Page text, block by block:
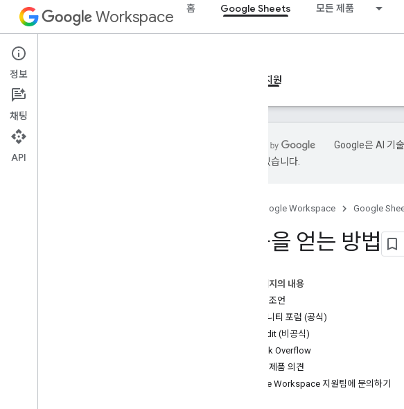
Workspace 홈 Google Sheets 모든 제품
Google Sheets
개요 지원
Google은 AI 기
있을 수 있습니다.
Google Workspace Google
도움을 얻는 방법
이 페이지의 내용
질문과 조언
커뮤니티 포럼 (공식)
Reddit (비공식)
Stack Overflow
개발자 제품 의견
Google Workspace 지원팀에 문의하기
정보
채팅
API